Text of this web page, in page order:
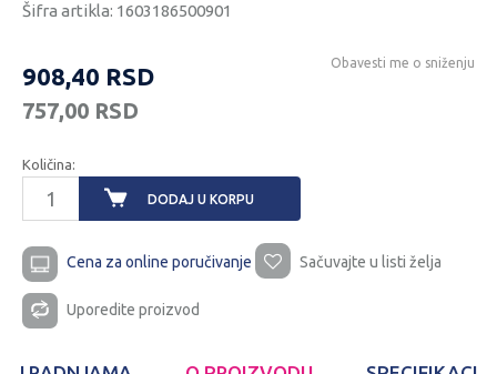
Šifra artikla: 1603186500901
908,40 RSD
757,00 RSD
Obavesti me o sniženju
Količina:
DODAJ U KORPU
Cena za online poručivanje Sačuvajte u listi želja
Uporedite proizvod